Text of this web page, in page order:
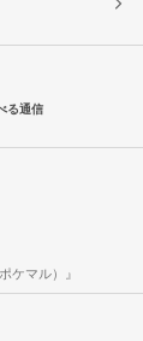
る通信
ケマル）』